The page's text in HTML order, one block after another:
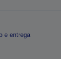
e entrega